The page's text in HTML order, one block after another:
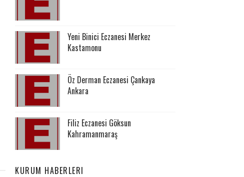
Yeni Binici Eczanesi Merkez
Kastamonu
Öz Derman Eczanesi Çankaya
Ankara
Filiz Eczanesi Göksun
Kahramanmaraş
KURUM HABERLERI